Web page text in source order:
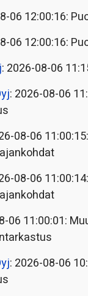
06 12:00:16:
06 12:00:16:
: 2026-08-06
: 2026-08-06
08-06 11:00:15:
08-06 11:00:14:
06 11:00:01:
: 2026-08-06